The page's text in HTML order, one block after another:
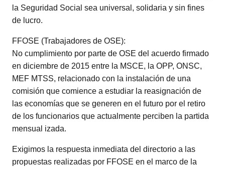
la Seguridad Social sea universal, solidaria y sin fines
de lucro.
FFOSE (Trabajadores de OSE):
No cumplimiento por parte de OSE del acuerdo firmado
en diciembre de 2015 entre la MSCE, la OPP, ONSC,
MEF MTSS, relacionado con la instalación de una
comisión que comience a estudiar la reasignación de
las economías que se generen en el futuro por el retiro
de los funcionarios que actualmente perciben la partida
mensual izada.
Exigimos la respuesta inmediata del directorio a las
propuestas realizadas por FFOSE en el marco de la